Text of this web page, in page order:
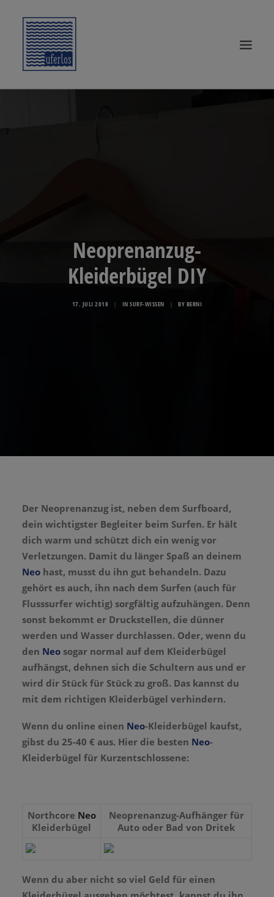
Neoprenanzug-
Kleiderbügel DIY
17. JULI 2018 | INSURF-WISSEN | BY BERNI
Der Neoprenanzug ist, neben dem Surfboard,
dein wichtigster Begleiter beim Surfen. Er hält
dich warm und schützt dich ein wenig vor
Verletzungen. Damit du länger Spaß an deinem
Neo hast, musst du ihn gut behandeln. Dazu
gehört es auch, ihn nach dem Surfen (auch für
Flusssurfer wichtig) sorgfältig aufzuhängen. Denn
sonst bekommt er Druckstellen, die dünner
werden und Wasser durchlassen. Oder, wenn du
den Neo sogar normal auf dem Kleiderbügel
aufhängst, dehnen sich die Schultern aus und er
wird dir Stück für Stück zu groß. Das kannst du
mit dem richtigen Kleiderbügel verhindern.
Wenn du online einen Neo-Kleiderbügel kaufst,
gibst du 25-40 € aus. Hier die besten Neo-
Kleiderbügel für Kurzentschlossene:
Northcore Neo
Kleiderbügel
Neoprenanzug-Aufhänger für
Auto oder Bad von Dritek
Wenn du aber nicht so viel Geld für einen